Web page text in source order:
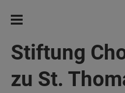
Stiftung
zu St.